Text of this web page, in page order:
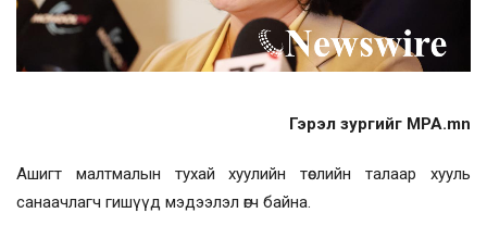
Гэрэл зургийг MPA.mn
Ашигт малтмалын тухай хуулийн төслийн талаар хууль
санаачлагч гишүүд мэдээлэл өгч байна.